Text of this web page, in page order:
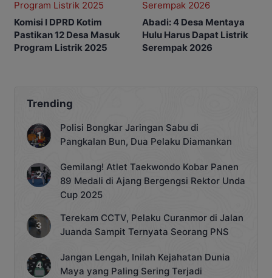
Komisi I DPRD Kotim
Pastikan 12 Desa Masuk
Program Listrik 2025
Abadi: 4 Desa Mentaya
Hulu Harus Dapat Listrik
Serempak 2026
Trending
Polisi Bongkar Jaringan Sabu di
Pangkalan Bun, Dua Pelaku Diamankan
Gemilang! Atlet Taekwondo Kobar Panen
89 Medali di Ajang Bergengsi Rektor Unda
Cup 2025
Terekam CCTV, Pelaku Curanmor di Jalan
Juanda Sampit Ternyata Seorang PNS
Jangan Lengah, Inilah Kejahatan Dunia
Maya yang Paling Sering Terjadi